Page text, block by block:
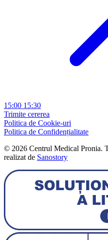
15:00 15:30
Trimite cererea
Politica de Cookie-uri
Politica de Confidențialitate
© 2026 Centrul Medical Pronia.
realizat de Sanostory